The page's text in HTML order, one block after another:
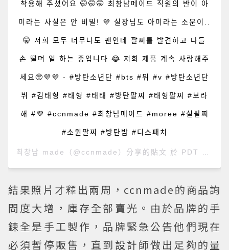
착용해 주셨어요 🤭🤭🤭 최창남메이드 직원의 반이 아
미라는 사실은 안 비밀! 💜 실장님도 아미라는 소문이..
🤫 저희 모두 너무나도 팬인데 팔찌를 발견하고 다들
손 떨며 일 하는 중입니다 😂 저희 제품 계속 사랑해주
세요🥺💜💜 - #방탄소년단 #bts #뷔 #v #방탄소년단
뷔 #김태형 #태형 #태태 #방탄팔찌 #태형팔찌 #보라
해 #💜 #ccnmade #최창남메이드 #moree #실팔찌
#소원팔찌 #방탄밤 #디스패치
최창남 made （@ccnmade）分享的貼文 於 PDT 2019 年 8月 月 1 日 下午 11:24
結果照片才釋出兩周，ccnmade的商品詢
問度大增，庫存全部賣光。由於品牌的手
鍊全是手工製作，品牌緊急公告他們現在
必須暫停販售，直到設計師做出足夠的量